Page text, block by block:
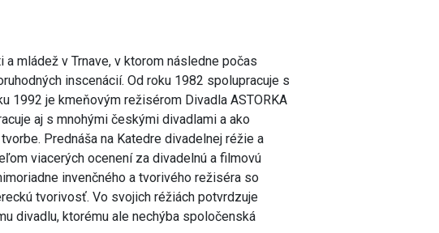
mládež v Trnave, v ktorom následne počas
inscenácií. Od roku 1982 spolupracuje s
1992 je kmeňovým režisérom Divadla ASTORKA
aj s mnohými českými divadlami a ako
Prednáša na Katedre divadelnej réžie a
viacerých ocenení za divadelnú a filmovú
invenčného a tvorivého režiséra so
tvorivosť. Vo svojich réžiách potvrdzuje
divadlu, ktorému ale nechýba spoločenská